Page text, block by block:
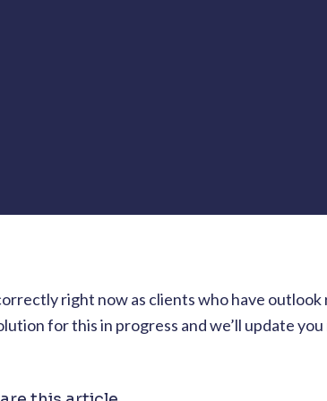
right now as clients who have
for this in progress and we’ll update